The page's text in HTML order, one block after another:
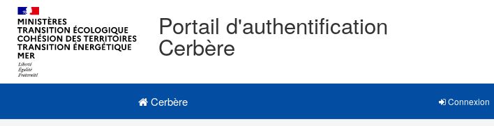
Portail d'authentification
Cerbère
Navigation
Menu principal
Cerbère Connexion